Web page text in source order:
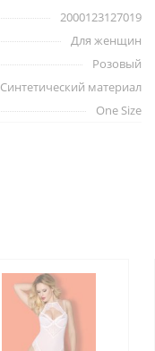
2000123127019
Для женщин
Розовый
Синтетический материал
One Size